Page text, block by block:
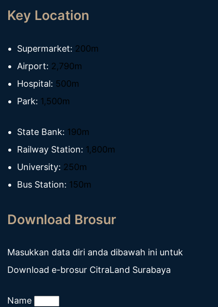
Key Location
Supermarket: 200m
Airport: 2,790m
Hospital: 500m
Park: 1,500m
State Bank: 190m
Railway Station: 1,800m
University: 250m
Bus Station: 150m
Download Brosur
Masukkan data diri anda dibawah ini untuk
Download e-brosur CitraLand Surabaya
Name